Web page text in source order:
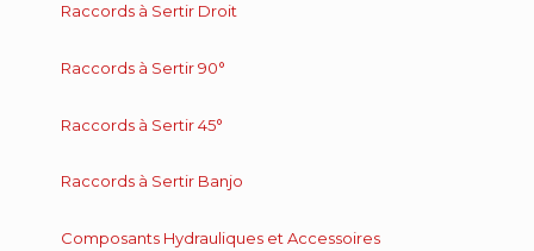
Raccords à Sertir Droit
Raccords à Sertir 90°
Raccords à Sertir 45°
Raccords à Sertir Banjo
Composants Hydrauliques et Accessoires